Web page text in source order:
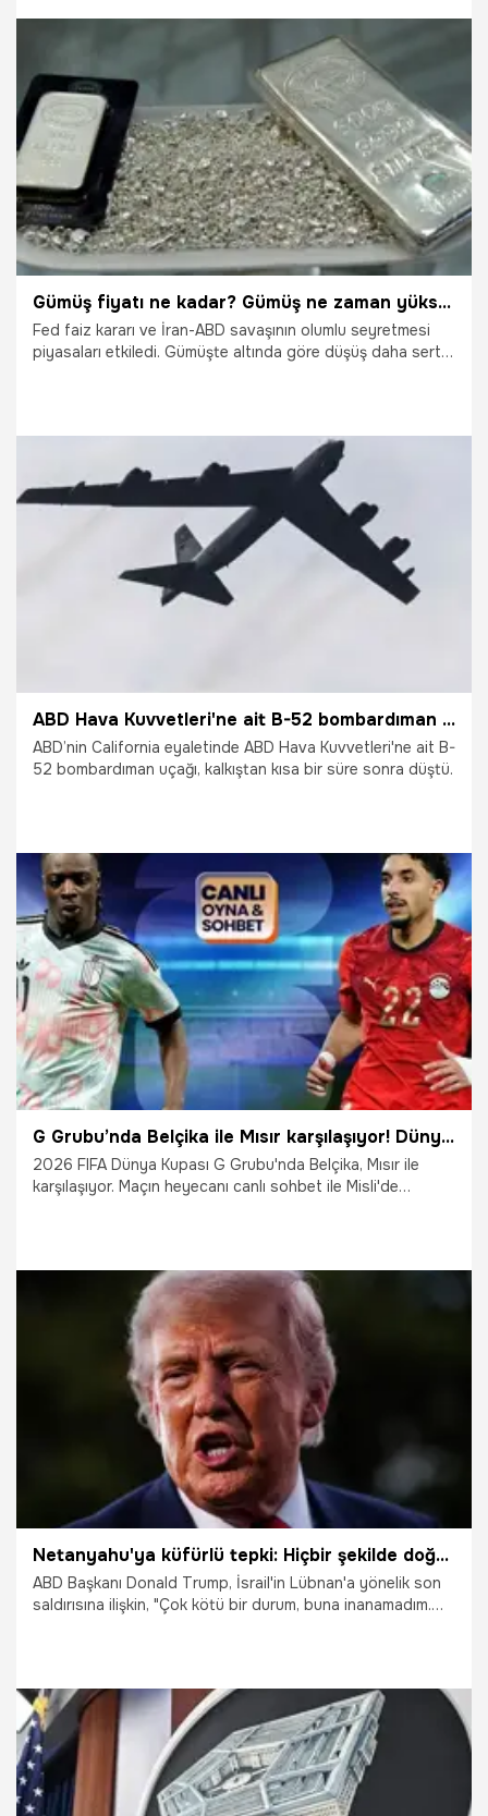
ardından ilk kez haftalık bazda yükseliş kaydetmeye
hazırlanıyor. Hafta başında 6.000 lira seviyelerinde olan
gram altın, saniyeler içinde yaklaşık yüzde 5 prim yaparak
6.290 lira sınırına dayandı.
3.07.2026 Ekonomi
Gümüş fiyatı ne kadar? Gümüş ne zaman yükselir? Gümüş için 60 gün detayı
Fed faiz kararı ve İran-ABD savaşının olumlu seyretmesi
piyasaları etkiledi. Gümüşte altında göre düşüş daha sert
gümüş fiyatları...
Ekonomi
ABD Hava Kuvvetleri'ne ait B-52 bombardıman uçağı düştü
ABD’nin California eyaletinde ABD Hava Kuvvetleri'ne ait B-
52 bombardıman uçağı, kalkıştan kısa bir süre sonra düştü.
15.06.2026 Dünya
G Grubu’nda Belçika ile Mısır karşılaşıyor! Dünya Kupası heyecanı canlı sohbet ile Misli’de
2026 FIFA Dünya Kupası G Grubu'nda Belçika, Mısır ile
karşılaşıyor. Maçın heyecanı canlı sohbet ile Misli'de
İddaa
Netanyahu'ya küfürlü tepki: Hiçbir şekilde doğru karar veremiyor
ABD Başkanı Donald Trump, İsrail'in Lübnan'a yönelik son
saldırısına ilişkin, "Çok kötü bir durum, buna inanamadım.
ifadeler kullanarak, "Neden böyle bir saldırı yapmak
zorundaydı? Çok öfkelendim. Hiçbir şekilde doğru karar
veremiyor" dedi.
14.06.2026 Dünya